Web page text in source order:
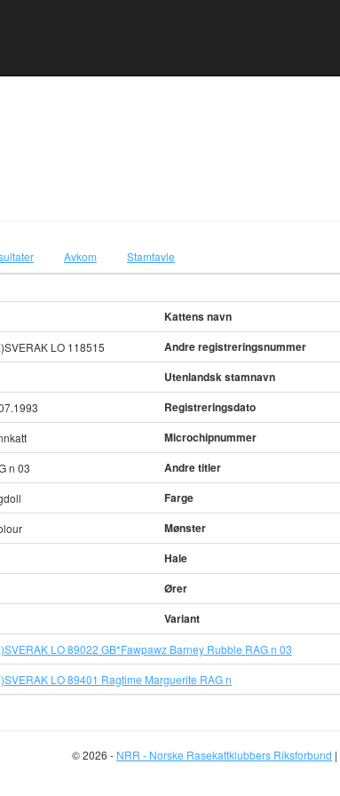
Avkom Stamtavle
Kattens navn
LO 118515
Andre registreringsnummer
Utenlandsk stamnavn
Registreringsdato
Microchipnummer
n 03
Andre titler
Farge
Mønster
Hale
Ører
Variant
LO 89022 GB*Fawpawz Barney Rubble RAG n 03
LO 89401 Ragtime Marguerite RAG n
© 2026 - NRR - Norske Rasekattklubbers Riksforbund |